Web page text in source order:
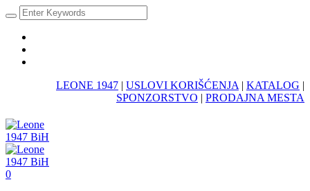
LEONE 1947 | USLOVI KORIŠĆENJA | KATALOG |
SPONZORSTVO | PRODAJNA MESTA
0